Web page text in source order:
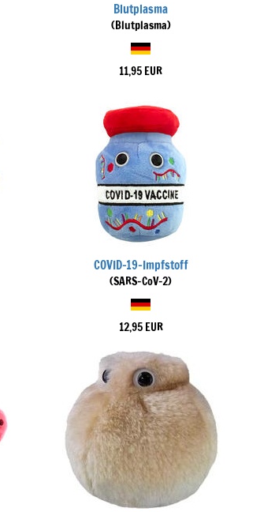
Blutplasma
(Blutplasma)
11,95 EUR
COVID-19-Impfstoff
(SARS-CoV-2)
12,95 EUR